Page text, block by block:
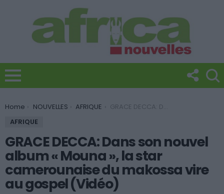
You are here:
Home NOUVELLES AFRIQUE
GRACE DECCA: Dans son nouvel album « Mouna », la star camerounaise du makossa vire au gospel (Vidéo)
AFRIQUE
GRACE DECCA: Dans son nouvel
album « Mouna », la star
camerounaise du makossa vire
au gospel (Vidéo)